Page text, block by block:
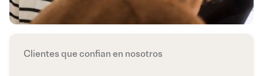
Clientes que confian en nosotros